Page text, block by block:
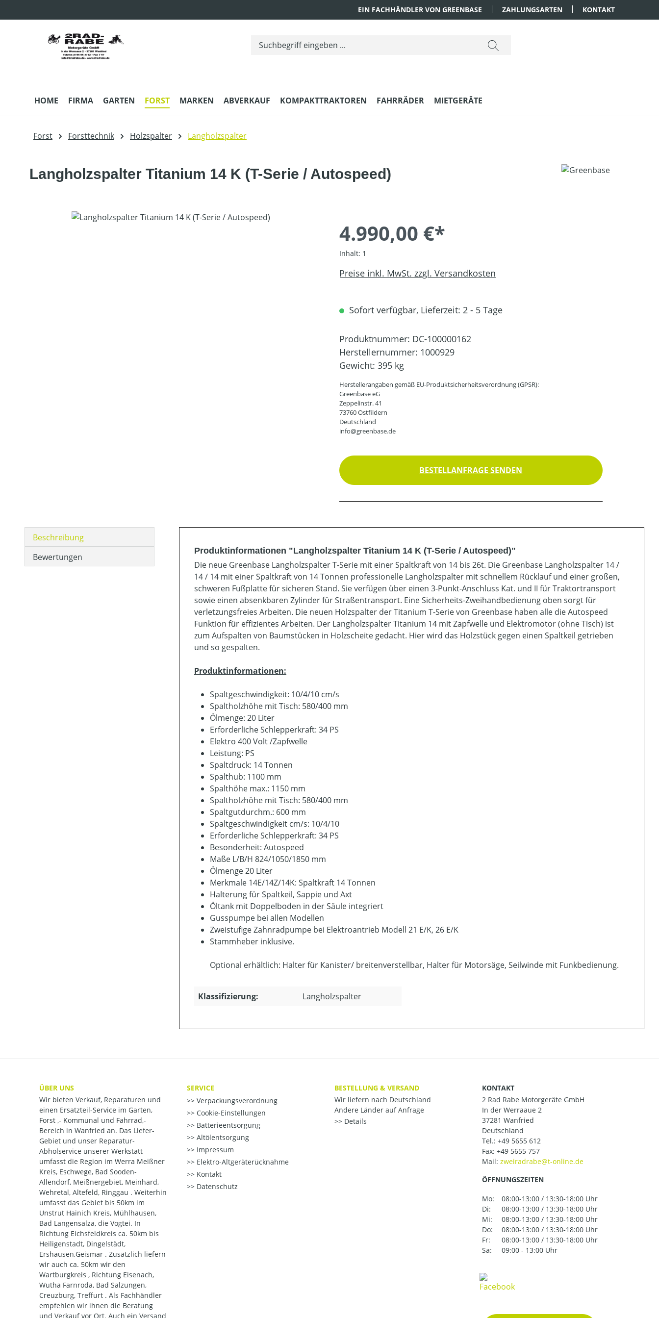
EIN FACHHÄNDLER VON GREENBASE ZAHLUNGSARTEN KONTAKT
HOME FIRMA GARTEN FORST MARKEN ABVERKAUF KOMPAKTTRAKTOREN FAHRRÄDER MIETGERÄTE
Forst Forsttechnik Holzspalter Langholzspalter
Langholzspalter Titanium 14 K (T-Serie / Autospeed)
Bildergalerie überspringen
4.990,00 €*
Inhalt: 1
Preise inkl. MwSt. zzgl. Versandkosten
Sofort verfügbar, Lieferzeit: 2 - 5 Tage
Produktnummer: DC-100000162
Herstellernummer: 1000929
Gewicht: 395 kg
Herstellerangaben gemäß EU-Produktsicherheitsverordnung (GPSR):
Greenbase eG
Zeppelinstr. 41
73760 Ostfildern
Deutschland
info@greenbase.de
BESTELLANFRAGE SENDEN
Beschreibung
Bewertungen
Produktinformationen "Langholzspalter Titanium 14 K (T-Serie / Autospeed)"
Die neue Greenbase Langholzspalter T-Serie mit einer Spaltkraft von 14 bis 26t. Die Greenbase Langholzspalter 14 /
14 / 14 mit einer Spaltkraft von 14 Tonnen professionelle Langholzspalter mit schnellem Rücklauf und einer großen,
schweren Fußplatte für sicheren Stand. Sie verfügen über einen 3-Punkt-Anschluss Kat. und II für Traktortransport
sowie einen absenkbaren Zylinder für Straßentransport. Eine Sicherheits-Zweihandbedienung oben sorgt für
verletzungsfreies Arbeiten. Die neuen Holzspalter der Titanium T-Serie von Greenbase haben alle die Autospeed
Funktion für effizientes Arbeiten. Der Langholzspalter Titanium 14 mit Zapfwelle und Elektromotor (ohne Tisch) ist
zum Aufspalten von Baumstücken in Holzscheite gedacht. Hier wird das Holzstück gegen einen Spaltkeil getrieben
und so gespalten.
Produktinformationen:
Spaltgeschwindigkeit: 10/4/10 cm/s
Spaltholzhöhe mit Tisch: 580/400 mm
Ölmenge: 20 Liter
Erforderliche Schlepperkraft: 34 PS
Elektro 400 Volt /Zapfwelle
Leistung: PS
Spaltdruck: 14 Tonnen
Spalthub: 1100 mm
Spalthöhe max.: 1150 mm
Spaltholzhöhe mit Tisch: 580/400 mm
Spaltgutdurchm.: 600 mm
Spaltgeschwindigkeit cm/s: 10/4/10
Erforderliche Schlepperkraft: 34 PS
Besonderheit: Autospeed
Maße L/B/H 824/1050/1850 mm
Ölmenge 20 Liter
Merkmale 14E/14Z/14K: Spaltkraft 14 Tonnen
Halterung für Spaltkeil, Sappie und Axt
Öltank mit Doppelboden in der Säule integriert
Gusspumpe bei allen Modellen
Zweistufige Zahnradpumpe bei Elektroantrieb Modell 21 E/K, 26 E/K
Stammheber inklusive.
Optional erhältlich: Halter für Kanister/ breitenverstellbar, Halter für Motorsäge, Seilwinde mit Funkbedienung.
Klassifizierung: Langholzspalter
ÜBER UNS
Wir bieten Verkauf, Reparaturen und
einen Ersatzteil-Service im Garten,
Forst ,- Kommunal und Fahrrad,-
Bereich in Wanfried an. Das Liefer-
Gebiet und unser Reparatur-
Abholservice unserer Werkstatt
umfasst die Region im Werra Meißner
Kreis, Eschwege, Bad Sooden-
Allendorf, Meißnergebiet, Meinhard,
Wehretal, Altefeld, Ringgau . Weiterhin
umfasst das Gebiet bis 50km im
Unstrut Hainich Kreis, Mühlhausen,
Bad Langensalza, die Vogtei. In
Richtung Eichsfeldkreis ca. 50km bis
Heiligenstadt, Dingelstädt,
Ershausen,Geismar . Zusätzlich liefern
wir auch ca. 50km wir den
Wartburgkreis , Richtung Eisenach,
Wutha Farnroda, Bad Salzungen,
Creuzburg, Treffurt . Als Fachhändler
empfehlen wir ihnen die Beratung
und Verkauf vor Ort. Auch ein Versand
SERVICE
Verpackungsverordnung
Cookie-Einstellungen
Batterieentsorgung
Altölentsorgung
Impressum
Elektro-Altgeräterücknahme
Kontakt
Datenschutz
BESTELLUNG & VERSAND
Wir liefern nach Deutschland
Andere Länder auf Anfrage
Details
KONTAKT
2 Rad Rabe Motorgeräte GmbH
In der Werraaue 2
37281 Wanfried
Deutschland
Tel.: +49 5655 612
Fax: +49 5655 757
Mail:
ÖFFNUNGSZEITEN
Mo:
08:00-13:00 / 13:30-18:00 Uhr
Di:
08:00-13:00 / 13:30-18:00 Uhr
Mi:
08:00-13:00 / 13:30-18:00 Uhr
Do:
08:00-13:00 / 13:30-18:00 Uhr
Fr:
08:00-13:00 / 13:30-18:00 Uhr
Sa:
09:00 - 13:00 Uhr